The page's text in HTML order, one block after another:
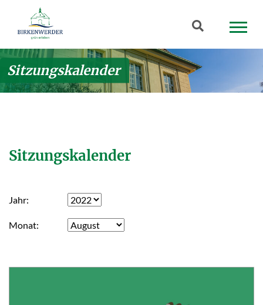
Zum Hauptinhalt springen
Suchbegriff
Sitzungskalender
Sitzungskalender
Jahr
Monat